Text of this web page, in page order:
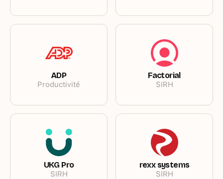
ADP
Productivité
Factorial
SIRH
UKG Pro
SIRH
rexx systems
SIRH